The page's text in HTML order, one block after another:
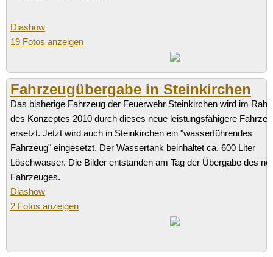
Diashow
19 Fotos anzeigen
Fahrzeugübergabe in Steinkirchen
Das bisherige Fahrzeug der Feuerwehr Steinkirchen wird im
des Konzeptes 2010 durch dieses neue leistungsfähigere
ersetzt. Jetzt wird auch in Steinkirchen ein "wasserführendes
Fahrzeug" eingesetzt. Der Wassertank beinhaltet ca. 600 Liter
Löschwasser. Die Bilder entstanden am Tag der Übergabe des
Fahrzeuges.
Diashow
2 Fotos anzeigen